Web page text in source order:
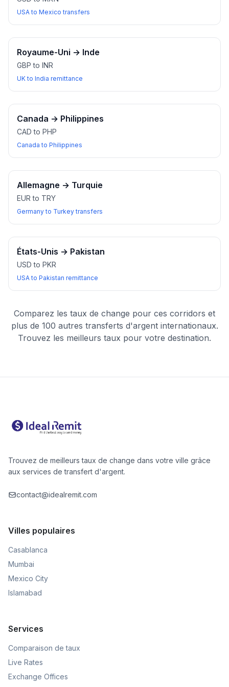
USA to Mexico transfers
Royaume-Uni → Inde
GBP to INR
UK to India remittance
Canada → Philippines
CAD to PHP
Canada to Philippines
Allemagne → Turquie
EUR to TRY
Germany to Turkey transfers
États-Unis → Pakistan
USD to PKR
USA to Pakistan remittance
Comparez les taux de change pour ces corridors et
plus de 100 autres transferts d'argent internationaux.
Trouvez les meilleurs taux pour votre destination.
Trouvez de meilleurs taux de change dans votre ville grâce
aux services de transfert d'argent.
contact@idealremit.com
Villes populaires
Casablanca
Mumbai
Mexico City
Islamabad
Services
Comparaison de taux
Live Rates
Exchange Offices